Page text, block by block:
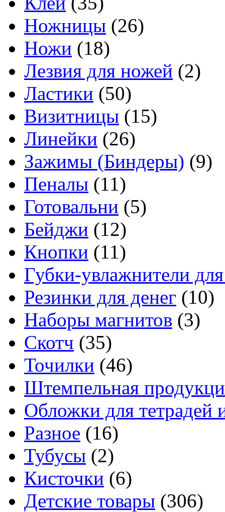
Ножницы (26)
Ножи (18)
Лезвия для ножей (2)
Ластики (50)
Визитницы (15)
Линейки (26)
Зажимы (Биндеры) (9)
Пеналы (11)
Готовальни (5)
Бейджи (12)
Кнопки (11)
Губки-увлажнители
Резинки для денег (10)
Наборы магнитов (3)
Скотч (35)
Точилки (46)
Штемпельная
Обложки для тетрадей
Разное (16)
Тубусы (2)
Кисточки (6)
Детские товары (306)